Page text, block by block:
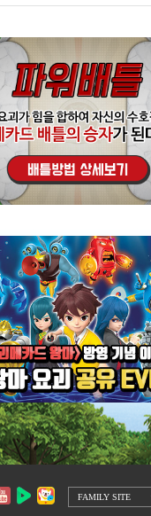
FAMILY SITE